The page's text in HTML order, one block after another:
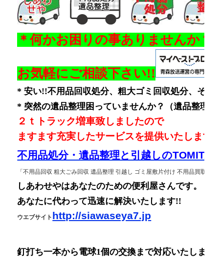
＊何かお困りの事ありませんか？
お気軽にご相談下さい!!
* 安い!!不用品回収処分、粗大ゴミ回収処分、その
* 突然の遺品整理困っていませんか？（遺品整理
２ｔトラック増車致しましたので
ますます充実したサービスを提供いたします
不用品処分・遺品整理と引越しのTOMITA
「不用品回収 粗大ごみ回収 遺品整理 引越し ゴミ屋敷片付け 不用品買取」​
しあわせやはあなたのための便利屋さんです。
あなたに代わって迅速に解決いたします!!
ウエブサイト http://siawaseya7.jp
釘打ち一本から電球1個の交換まで対応いたします